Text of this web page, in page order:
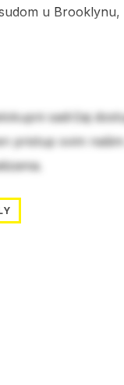
u Brooklynu,
sadržaj
pristup svim